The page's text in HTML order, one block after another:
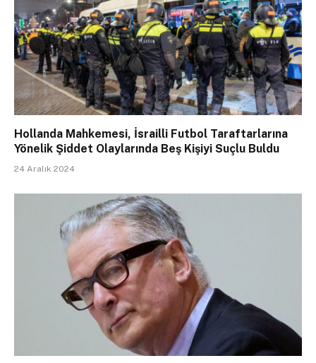
Hollanda Mahkemesi, İsrailli Futbol Taraftarlarına
Yönelik Şiddet Olaylarında Beş Kişiyi Suçlu Buldu
24 Aralık 2024